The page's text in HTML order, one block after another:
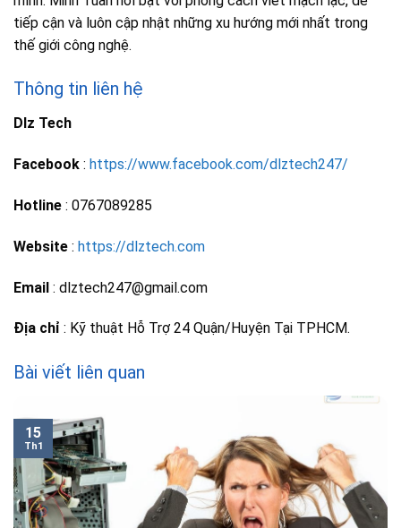
tiếp cận và luôn cập nhật những xu hướng mới nhất trong
thế giới công nghệ.
Thông tin liên hệ
Dlz Tech
Facebook : https://www.facebook.com/dlztech247/
Hotline : 0767089285
Website : https://dlztech.com
Email : dlztech247@gmail.com
Địa chỉ : Kỹ thuật Hỗ Trợ 24 Quận/Huyện Tại TPHCM.
Bài viết liên quan
15
Th1